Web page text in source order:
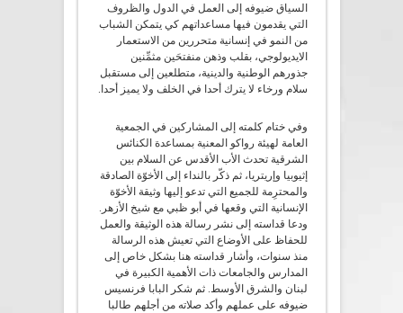
السياق ضيوفه إلى العمل في الدول والظروف
التي يقدمون فيها مساعداتهم كي يتمكن الشباب
من النمو في إنسانية متحررين من الاستعمار
الايديولوجي، بقلب وذهن منفتحَين مثمِّنين
جذورهم الوطنية والدينية، متطلعين إلى مستقبل
سلام ورخاء لا يترك أحدا في الخلف ولا يميز أحدا.
وفي ختام كلمته إلى المشاركين في الجمعية
العامة لهيئة رواكو المعنية بمساعدة الكنائس
الشرقية تحدث الأب الأقدس عن السلام بين
إثيوبيا وإريتريا، ثم ذكّر بالنداء إلى الأخوّة الصادقة
والمحترِمة للجميع التي تدعو إليها وثيقة الأخوّة
الإنسانية التي وقعها في أبو ظبي مع شيخ الأزهر.
ودعا قداسته إلى نشر رسالة هذه الوثيقة والعمل
للحفاظ على الأوضاع التي تعيش هذه الرسالة
منذ سنوات، وأشار قداسته هنا بشكل خاص إلى
المدارس والجامعات ذات الأهمية الكبيرة في
لبنان والشرق الأوسط. ثم شكر البابا فرنسيس
ضيوفه على عملهم وأكد صلاته من أجلهم طالبا